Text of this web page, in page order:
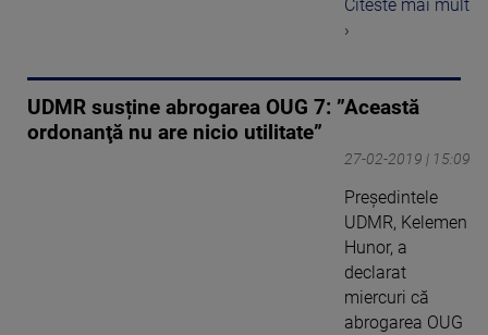
Citeste mai mult
›
UDMR susține abrogarea OUG 7: ”Această
ordonanţă nu are nicio utilitate”
27-02-2019 | 15:09
Preşedintele
UDMR, Kelemen
Hunor, a
declarat
miercuri că
abrogarea OUG